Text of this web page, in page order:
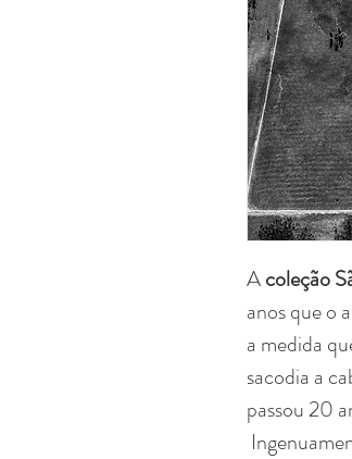
Acoleção
anos que o
a medida
sacodia a
passou 20